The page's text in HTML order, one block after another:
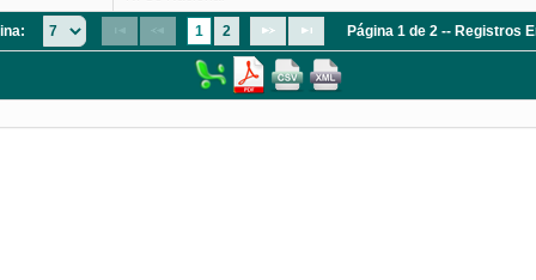
1 2 Página 1 de 2 -- Registros